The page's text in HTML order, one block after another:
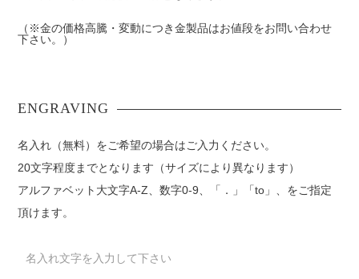
（※金の価格高騰・変動につき金製品はお値段をお問い合わせ
下さい。）
名入れ（無料）をご希望の場合はご入力ください。
20文字程度までとなります（サイズにより異なります）
アルファベット大文字A-Z、数字0-9、「．」「to」、をご指定
頂けます。